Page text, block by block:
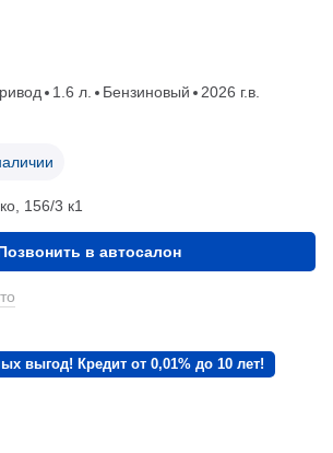
1.6 л. Бензиновый
2026 г.в.
156/3 к1
в автосалон
выгод! Кредит от 0,01% до 10 лет!